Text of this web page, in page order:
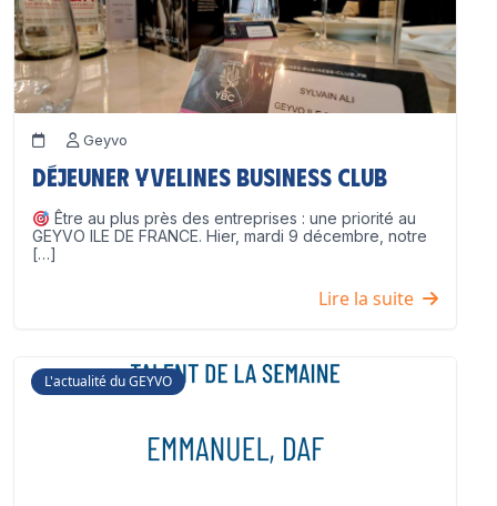
Geyvo
Déjeuner Yvelines Business Club
Être au plus près des entreprises : une priorité au
GEYVO ILE DE FRANCE. Hier, mardi 9 décembre, notre
[…]
Lire la suite
L'actualité du GEYVO